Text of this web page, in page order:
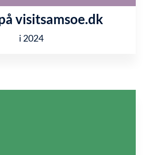
visitsamsoe.dk
i 2024